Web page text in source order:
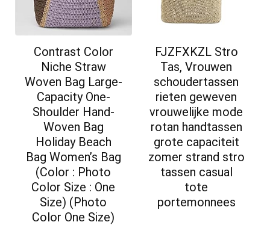
Contrast Color
Niche Straw
Woven Bag Large-
Capacity One-
Shoulder Hand-
Woven Bag
Holiday Beach
Bag Women’s Bag
(Color : Photo
Color Size : One
Size) (Photo
Color One Size)
FJZFXKZL Stro
Tas, Vrouwen
schoudertassen
rieten geweven
vrouwelijke mode
rotan handtassen
grote capaciteit
zomer strand stro
tassen casual
tote
portemonnees